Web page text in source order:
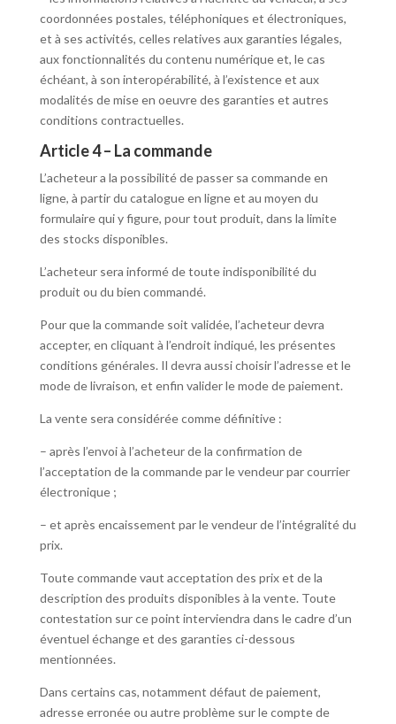
coordonnées postales, téléphoniques et électroniques,
et à ses activités, celles relatives aux garanties légales,
aux fonctionnalités du contenu numérique et, le cas
échéant, à son interopérabilité, à l’existence et aux
modalités de mise en oeuvre des garanties et autres
conditions contractuelles.
Article 4 – La commande
L’acheteur a la possibilité de passer sa commande en
ligne, à partir du catalogue en ligne et au moyen du
formulaire qui y figure, pour tout produit, dans la limite
des stocks disponibles.
L’acheteur sera informé de toute indisponibilité du
produit ou du bien commandé.
Pour que la commande soit validée, l’acheteur devra
accepter, en cliquant à l’endroit indiqué, les présentes
conditions générales. Il devra aussi choisir l’adresse et le
mode de livraison, et enfin valider le mode de paiement.
La vente sera considérée comme définitive :
– après l’envoi à l’acheteur de la confirmation de
l’acceptation de la commande par le vendeur par courrier
électronique ;
– et après encaissement par le vendeur de l’intégralité du
prix.
Toute commande vaut acceptation des prix et de la
description des produits disponibles à la vente. Toute
contestation sur ce point interviendra dans le cadre d’un
éventuel échange et des garanties ci-dessous
mentionnées.
Dans certains cas, notamment défaut de paiement,
adresse erronée ou autre problème sur le compte de